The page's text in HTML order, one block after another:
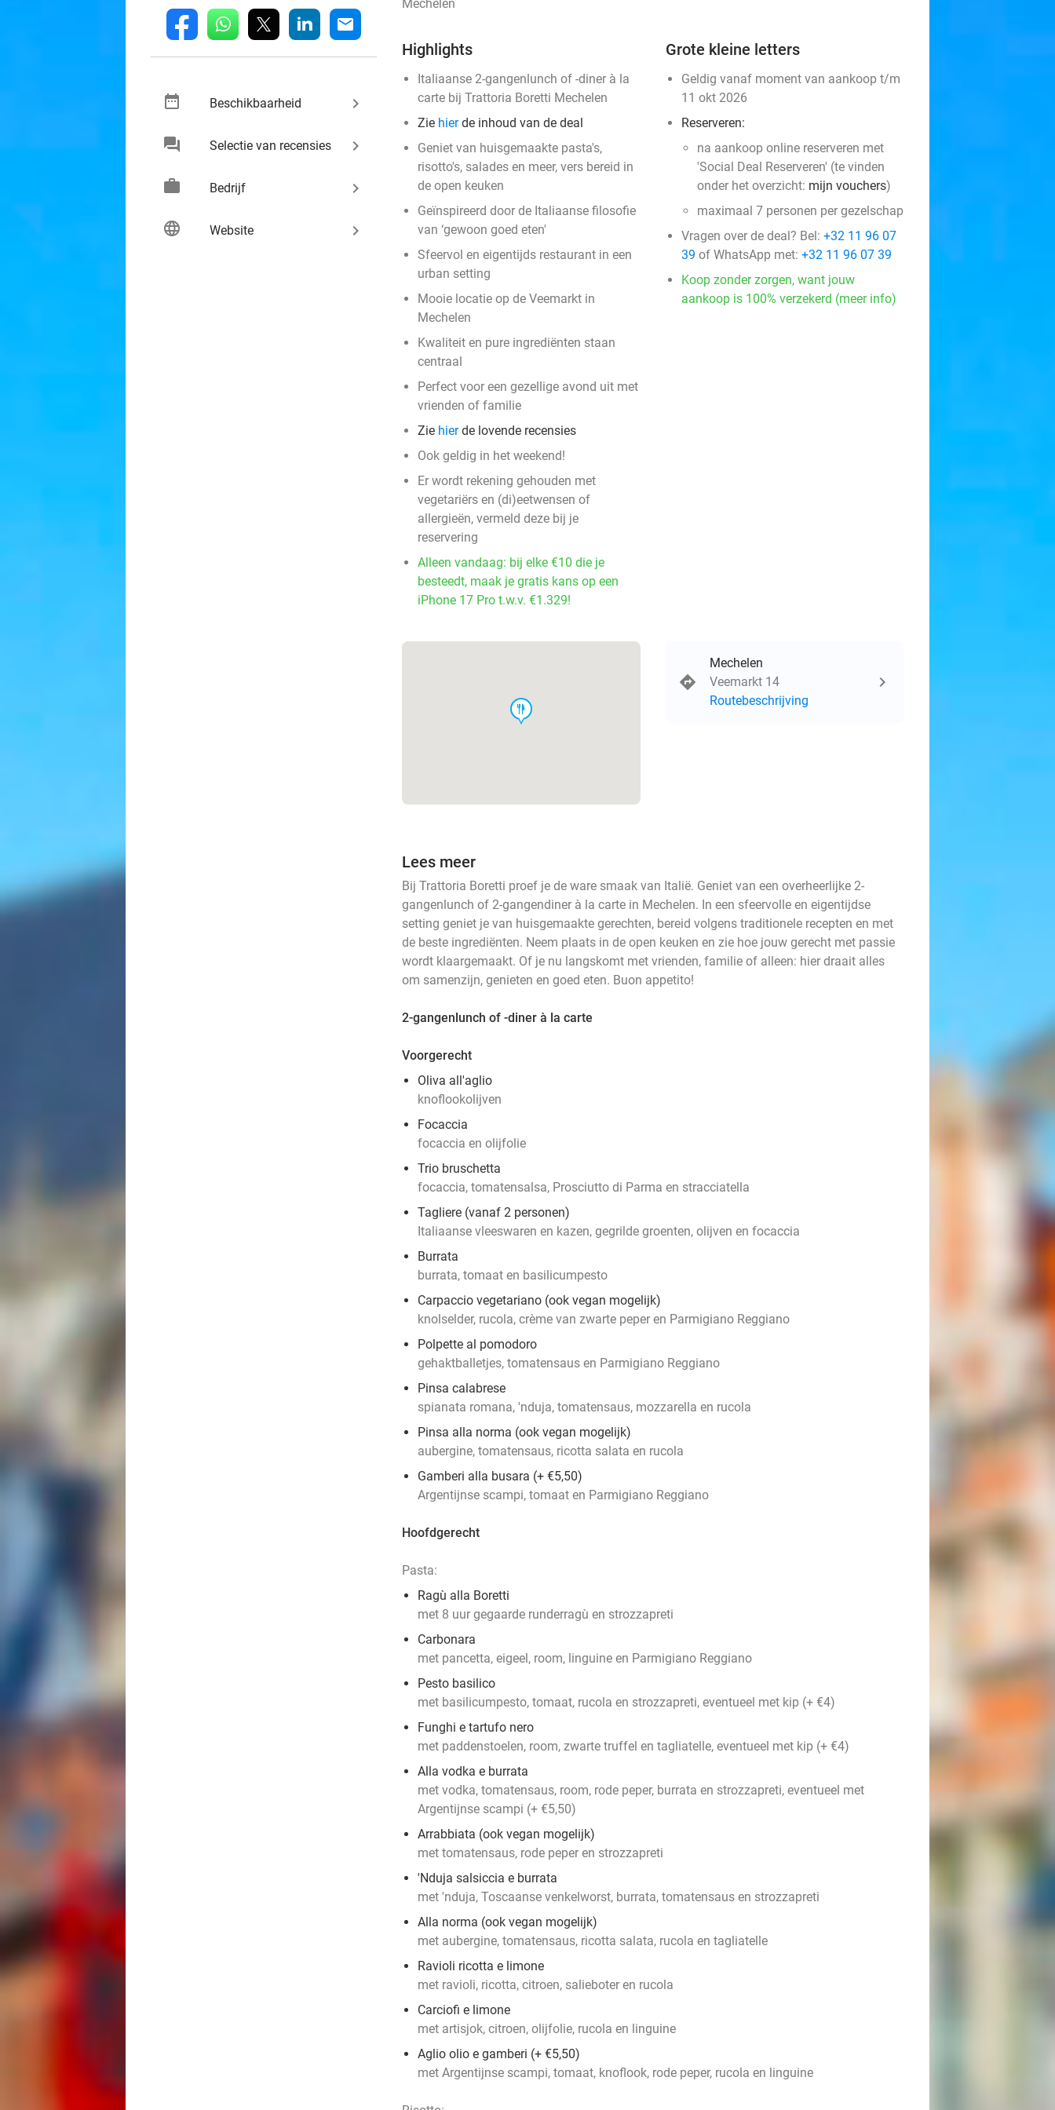
fb whatsapp linkedin mail
date_range Beschikbaarheid keyboard_arrow_right
chat Selectie van recensies keyboard_arrow_right
work Bedrijf keyboard_arrow_right
language Website keyboard_arrow_right
Mechelen
Highlights
Italiaanse 2-gangenlunch of -diner à la
carte bij Trattoria Boretti Mechelen
Zie hierde inhoud van de deal
Geniet van huisgemaakte pasta's,
risotto's, salades en meer, vers bereid in
de open keuken
Geïnspireerd door de Italiaanse filosofie
van ‘gewoon goed eten'
Sfeervol en eigentijds restaurant in een
urban setting
Mooie locatie op de Veemarkt in
Mechelen
Kwaliteit en pure ingrediënten staan
centraal
Perfect voor een gezellige avond uit met
vrienden of familie
Zie hierde lovende recensies
Ook geldig in het weekend!
Er wordt rekening gehouden met
vegetariërs en (di)eetwensen of
allergieën, vermeld deze bij je
reservering
Alleen vandaag: bij elke €10 die je
besteedt, maak je gratis kans op een
iPhone 17 Pro t.w.v. €1.329!
Grote kleine letters
Geldig vanaf moment van aankoop t/m
11 okt 2026
Reserveren:
na aankoop online reserveren met
'Social Deal Reserveren' (te vinden
onder het overzicht: mijn vouchers)
maximaal 7 personen per gezelschap
Vragen over de deal? Bel: +32 11 96 07
39 of WhatsApp met: +32 11 96 07 39
Koop zonder zorgen, want jouw
aankoop is 100% verzekerd (meer info)
food
Mechelen
Veemarkt 14
Routebeschrijving
Lees meer
Bij Trattoria Boretti proef je de ware smaak van Italië. Geniet van een overheerlijke 2-
gangenlunch of 2-gangendiner à la carte in Mechelen. In een sfeervolle en eigentijdse
setting geniet je van huisgemaakte gerechten, bereid volgens traditionele recepten en met
de beste ingrediënten. Neem plaats in de open keuken en zie hoe jouw gerecht met passie
wordt klaargemaakt. Of je nu langskomt met vrienden, familie of alleen: hier draait alles
om samenzijn, genieten en goed eten. Buon appetito!
2-gangenlunch of -diner à la carte
Voorgerecht
Oliva all'aglio
knoflookolijven
Focaccia
focaccia en olijfolie
Trio bruschetta
focaccia, tomatensalsa, Prosciutto di Parma en stracciatella
Tagliere (vanaf 2 personen)
Italiaanse vleeswaren en kazen, gegrilde groenten, olijven en focaccia
Burrata
burrata, tomaat en basilicumpesto
Carpaccio vegetariano (ook vegan mogelijk)
knolselder, rucola, crème van zwarte peper en Parmigiano Reggiano
Polpette al pomodoro
gehaktballetjes, tomatensaus en Parmigiano Reggiano
Pinsa calabrese
spianata romana, 'nduja, tomatensaus, mozzarella en rucola
Pinsa alla norma (ook vegan mogelijk)
aubergine, tomatensaus, ricotta salata en rucola
Gamberi alla busara (+ €5,50)
Argentijnse scampi, tomaat en Parmigiano Reggiano
Hoofdgerecht
Pasta:
Ragù alla Boretti
met 8 uur gegaarde runderragù en strozzapreti
Carbonara
met pancetta, eigeel, room, linguine en Parmigiano Reggiano
Pesto basilico
met basilicumpesto, tomaat, rucola en strozzapreti, eventueel met kip (+ €4)
Funghi e tartufo nero
met paddenstoelen, room, zwarte truffel en tagliatelle, eventueel met kip (+ €4)
Alla vodka e burrata
met vodka, tomatensaus, room, rode peper, burrata en strozzapreti, eventueel met
Argentijnse scampi (+ €5,50)
Arrabbiata (ook vegan mogelijk)
met tomatensaus, rode peper en strozzapreti
'Nduja salsiccia e burrata
met 'nduja, Toscaanse venkelworst, burrata, tomatensaus en strozzapreti
Alla norma (ook vegan mogelijk)
met aubergine, tomatensaus, ricotta salata, rucola en tagliatelle
Ravioli ricotta e limone
met ravioli, ricotta, citroen, salieboter en rucola
Carciofi e limone
met artisjok, citroen, olijfolie, rucola en linguine
Aglio olio e gamberi (+ €5,50)
met Argentijnse scampi, tomaat, knoflook, rode peper, rucola en linguine